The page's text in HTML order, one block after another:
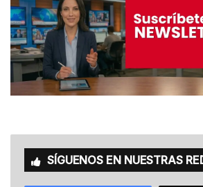
SÍGUENOS EN NUESTRAS